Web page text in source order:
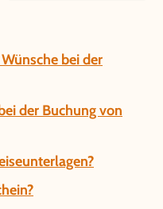
bei der
der Buchung von